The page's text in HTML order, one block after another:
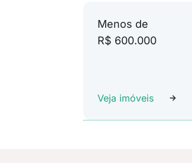
Menos de
R$ 600.000
Veja imóveis